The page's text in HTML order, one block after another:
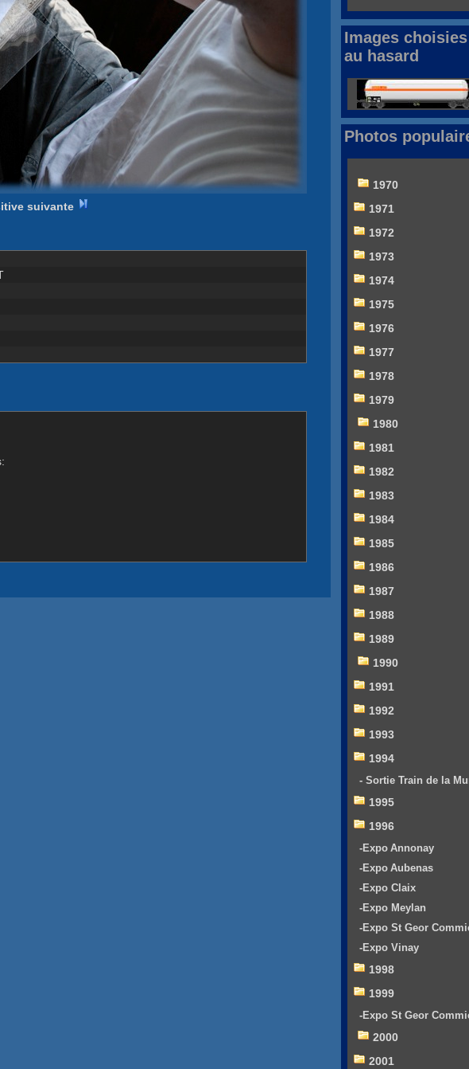
Images choisies
au hasard
Photos
1970
1971
1972
1973
1974
1975
1976
1977
1978
1979
1980
1981
1982
1983
1984
1985
1986
1987
1988
1989
1990
1991
1992
1993
1994
- Sortie Train de la
1995
1996
-Expo Annonay
-Expo Aubenas
-Expo Claix
-Expo Meylan
-Expo St Geor
-Expo Vinay
1998
1999
-Expo St Geor
2000
2001